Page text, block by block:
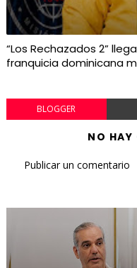
“Los Rechazados 2”
franquicia dominicana
BLOGGER
NO HAY
Publicar un comentario